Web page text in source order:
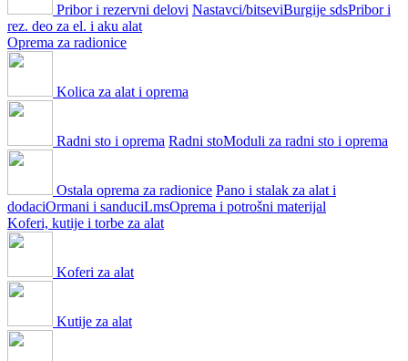
Pribor i rezervni delovi Nastavci/bitseviBurgije sdsPribor i
rez. deo za el. i aku alat
Oprema za radionice
Kolica za alat i oprema
Radni sto i oprema Radni stoModuli za radni sto i oprema
Ostala oprema za radionice Pano i stalak za alat i
dodaciOrmani i sanduciLmsOprema i potrošni materijal
Koferi, kutije i torbe za alat
Koferi za alat
Kutije za alat